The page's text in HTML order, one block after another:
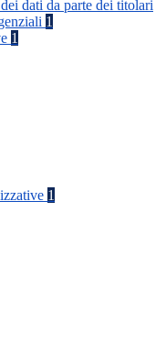
dati da parte dei titolari
1
1
1